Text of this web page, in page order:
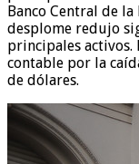
Banco Central de
desplome redujo
principales activos.
contable por la
de dólares.